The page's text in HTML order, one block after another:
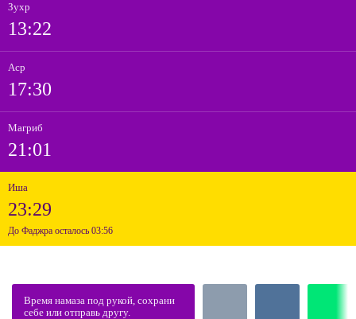
Зухр
13:22
Аср
17:30
Магриб
21:01
Иша
23:29
До Фаджра осталось 03:56
Время намаза под рукой, сохрани
себе или отправь другу.